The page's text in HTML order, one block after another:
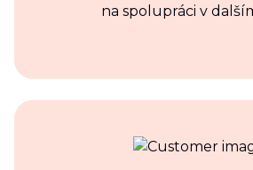
na spolupráci v